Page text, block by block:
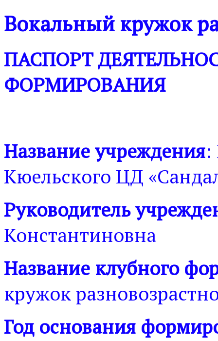
Вокальный кружок
ПАСПОРТ
ФОРМИРОВАНИЯ
Название учреждения:
Кюельского ЦД
Руководитель
Константиновна
Название клубного
кружок
Год основания